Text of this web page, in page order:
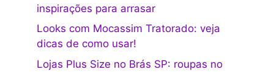
inspirações para arrasar
Looks com Mocassim Tratorado: veja
dicas de como usar!
Lojas Plus Size no Brás SP: roupas no